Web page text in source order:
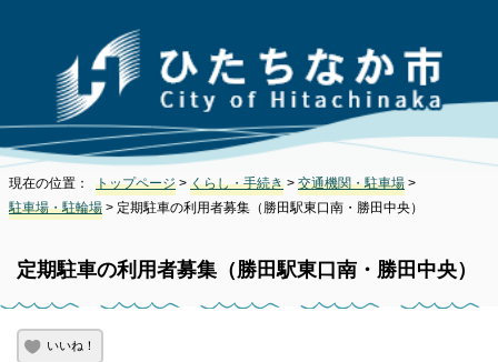
現在の位置： トップページ > くらし・手続き > 交通機関・駐車場 >
駐車場・駐輪場 > 定期駐車の利用者募集（勝田駅東口南・勝田中央）
定期駐車の利用者募集（勝田駅東口南・勝田中央）
いいね！